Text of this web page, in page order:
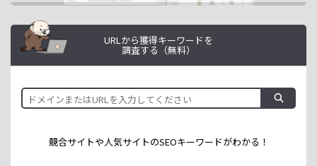
URLから獲得キーワードを
調査する（無料）
競合サイトや人気サイトのSEOキーワードがわかる！